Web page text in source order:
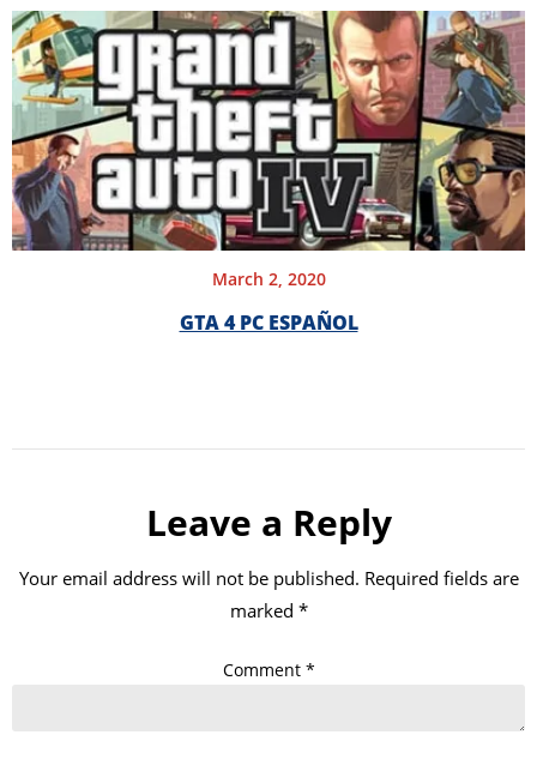
March 2, 2020
GTA 4 PC ESPAÑOL
Leave a Reply
Your email address will not be published. Required fields are
marked *
Comment *